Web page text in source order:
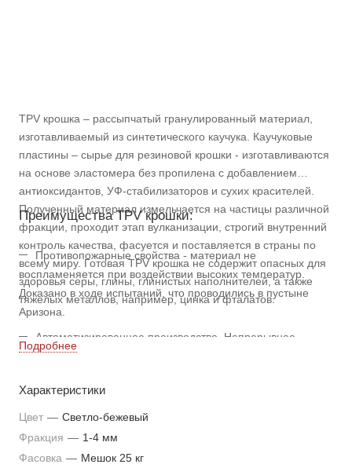
TPV крошка – рассыпчатый гранулированный материал,
изготавливаемый из синтетического каучука. Каучуковые
пластины – сырье для резиновой крошки - изготавливаются
на основе эластомера без пропилена с добавлением
антиоксидантов, УФ-стабилизаторов и сухих красителей.
Полученный материал измельчается на частицы различной
фракции, проходит этап вулканизации, строгий внутренний
контроль качества, фасуется и поставляется в страны по
всему миру. Готовая TPV крошка не содержит опасных для
здоровья серы, глины, глинистых наполнителей, а также
тяжелых металлов, например, цинка и фталатов.
Преимущества TPV крошки:
Противопожарные свойства - материал не
воспламеняется при воздействии высоких температур.
Доказано в ходе испытаний, что проводились в пустыне
Аризона.
Автоматизированное производство. Непрерывное
изготовление гранул исключает воздействие человеческого
непористый материал с неизменным цветом в каждой
партии.
Производство TVP крошки рассчитано на весь мир,
поэтому гранулы подходят для использования во всех
Подробнее
Характеристики
Цвет — Светло-бежевый
Фракция — 1-4 мм
Фасовка — Мешок 25 кг